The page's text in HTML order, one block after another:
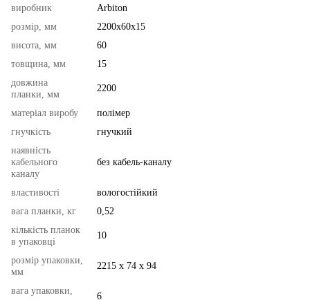
виробник
Arbiton
розмір, мм
2200х60х15
висота, мм
60
товщина, мм
15
довжина
планки, мм
2200
матеріал виробу
полімер
гнучкість
гнучкий
наявність
кабельного
каналу
без кабель-каналу
властивості
вологостійкий
вага планки, кг
0,52
кількість планок
в упаковці
10
розмір упаковки,
мм
2215 x 74 x 94
вага упаковки,
6